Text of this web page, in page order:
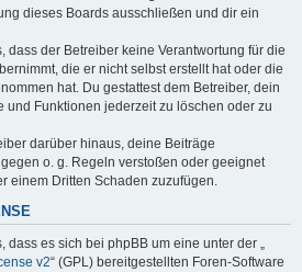
dieses Boards ausschließen und dir ein
dass der Betreiber keine Verantwortung für die
die er nicht selbst erstellt hat oder die
hat. Du gestattest dem Betreiber, dein
und Funktionen jederzeit zu löschen oder zu
darüber hinaus, deine Beiträge
o. g. Regeln verstoßen oder geeignet
einem Dritten Schaden zuzufügen.
dass es sich bei phpBB um eine unter der „
v2“ (GPL) bereitgestellten Foren-Software